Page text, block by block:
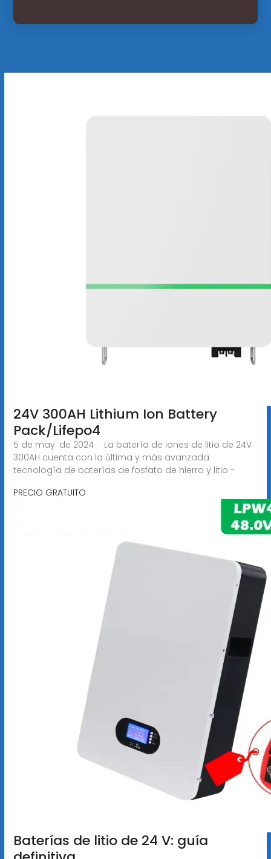
24V 300AH Lithium Ion Battery
Pack/Lifepo4
5 de may. de 2024 · La batería de iones de litio de 24V
300AH cuenta con la última y más avanzada
tecnología de baterías de fosfato de hierro y litio -
PRECIO GRATUITO
Baterías de litio de 24 V: guía